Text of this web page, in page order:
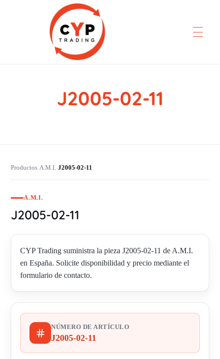
CYP Trading
J2005-02-11
Productos›A.M.I.›J2005-02-11
A.M.I.
J2005-02-11
CYP Trading suministra la pieza J2005-02-11 de A.M.I.
en España. Solicite disponibilidad y precio mediante el
formulario de contacto.
NÚMERO DE ARTÍCULO
J2005-02-11